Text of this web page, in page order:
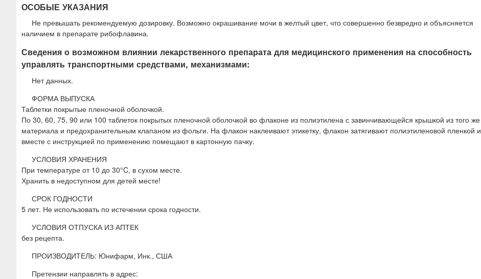
ОСОБЫЕ УКАЗАНИЯ
Не превышать рекомендуемую дозировку. Возможно окрашивание мочи в желтый цвет, что совершенно безвредно и объясняется
наличием в препарате рибофлавина.
Сведения о возможном влиянии лекарственного препарата для медицинского применения на способность
управлять транспортными средствами, механизмами:
Нет данных.
ФОРМА ВЫПУСКА
Таблетки покрытые пленочной оболочкой.
По 30, 60, 75, 90 или 100 таблеток покрытых пленочной оболочкой во флаконе из полиэтилена с завинчивающейся крышкой из того же
материала и предохранительным клапаном из фольги. На флакон наклеивают этикетку, флакон затягивают полиэтиленовой пленкой и
вместе с инструкцией по применению помещают в картонную пачку.
УСЛОВИЯ ХРАНЕНИЯ
При температуре от 10 до 30°C, в сухом месте.
Хранить в недоступном для детей месте!
СРОК ГОДНОСТИ
5 лет. Не использовать по истечении срока годности.
УСЛОВИЯ ОТПУСКА ИЗ АПТЕК
без рецепта.
ПРОИЗВОДИТЕЛЬ: Юнифарм, Инк., США
Претензии направлять в адрес: